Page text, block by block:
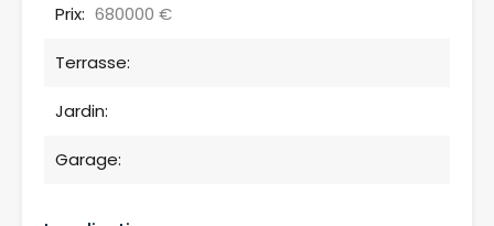
Prix: 680000 €
Terrasse:
Jardin:
Garage: